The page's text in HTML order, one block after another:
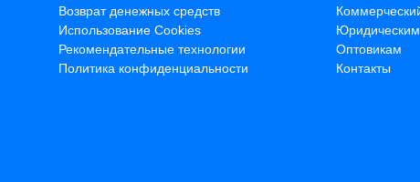
Возврат денежных средств
Использование Cookies
Рекомендательные технологии
Политика конфиденциальности
Оптовикам
Контакты